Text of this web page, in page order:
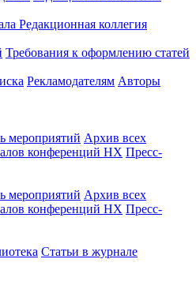
Редакционная коллегия
Требования к оформлению статей
Рекламодателям Авторы
мероприятий Архив всех
конференций НХ Пресс-
мероприятий Архив всех
конференций НХ Пресс-
Статьи в журнале